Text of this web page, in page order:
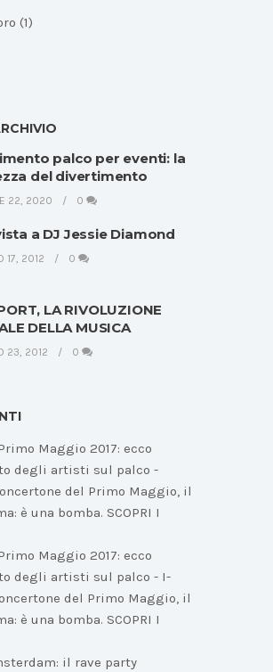
(1)
palco per eventi: la
del divertimento
22, 2020 0
a DJ Jessie Diamond
17, 2012 0
LA RIVOLUZIONE
DELLA MUSICA
23, 2012 0
Maggio 2017: ecco
degli artisti sul palco -
del Primo Maggio, il
è una bomba. SCOPRI I
Maggio 2017: ecco
degli artisti sul palco - I-
del Primo Maggio, il
è una bomba. SCOPRI I
il rave party